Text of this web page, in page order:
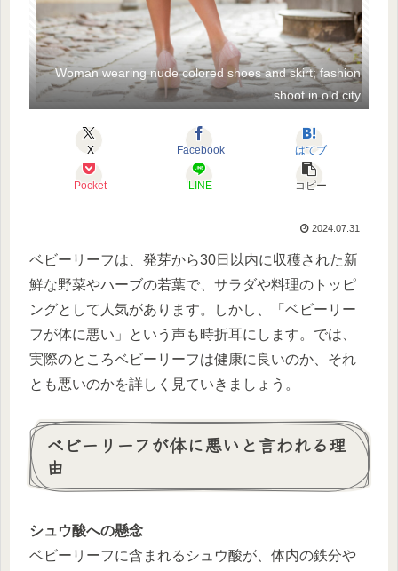
Woman wearing nude colored shoes and skirt; fashion
shoot in old city
X Facebook はてブ
Pocket LINE コピー
2024.07.31
ベビーリーフは、発芽から30日以内に収穫された新
鮮な野菜やハーブの若葉で、サラダや料理のトッピ
ングとして人気があります。しかし、「ベビーリー
フが体に悪い」という声も時折耳にします。では、
実際のところベビーリーフは健康に良いのか、それ
とも悪いのかを詳しく見ていきましょう。
ベビーリーフが体に悪いと言われる理
由
シュウ酸への懸念
ベビーリーフに含まれるシュウ酸が、体内の鉄分や